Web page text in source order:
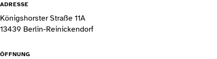
ADRESSE
Königshorster Straße 11A
13439 Berlin-Reinickendorf
ÖFFNUNG